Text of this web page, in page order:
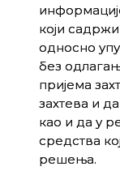
који
односно
без
пријема
захтева и
као и да у
средства
решења.